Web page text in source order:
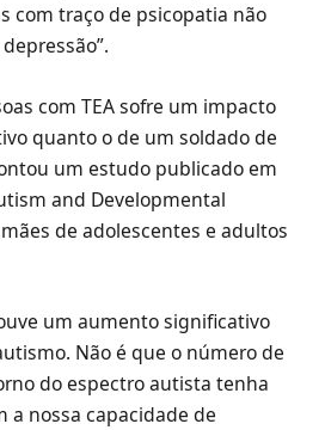
com traço de psicopatia não
com TEA sofre um impacto
quanto o de um soldado de
um estudo publicado em
and Developmental
de adolescentes e adultos
um aumento significativo
Não é que o número de
do espectro autista tenha
a nossa capacidade de